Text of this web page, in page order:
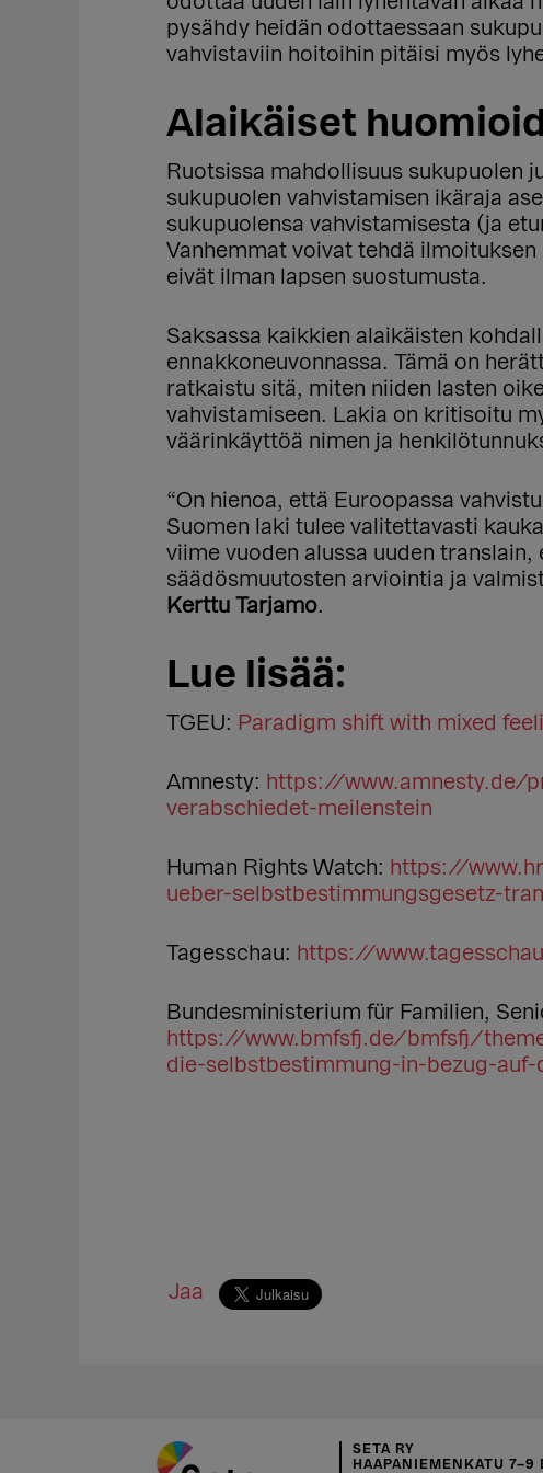
pysähdy heidän odottaessaan
vahvistaviin hoitoihin pitäisi myös
Alaikäiset
Ruotsissa mahdollisuus sukupuolen
sukupuolen vahvistamisen ikäraja
sukupuolensa vahvistamisesta (ja
Vanhemmat voivat tehdä
eivät ilman lapsen suostumusta.
Saksassa kaikkien alaikäisten
ennakkoneuvonnassa. Tämä on
ratkaistu sitä, miten niiden lasten
vahvistamiseen. Lakia on kritisoitu
väärinkäyttöä nimen ja
“On hienoa, että Euroopassa
Suomen laki tulee valitettavasti
viime vuoden alussa uuden
säädösmuutosten arviointia ja
Kerttu Tarjamo.
Lue lisää:
TGEU: Paradigm shift with mixed
Amnesty: https://www.amnesty.de/
verabschiedet-meilenstein
Human Rights Watch: https://
ueber-selbstbestimmungsgesetz-
Tagesschau: https://
Bundesministerium für Familien,
https://www.bmfsfj.de/bmfsfj/
die-selbstbestimmung-in-bezug-
Jaa
SETA RY
HAAPANIEMENKATU 7–9